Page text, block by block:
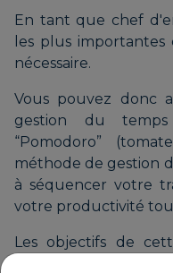
En tant que chef
les plus
nécessaire.
Vous pouvez donc
gestion du
“Pomodoro”
méthode de gestion
à séquencer votre
votre productivité
Les objectifs de
pousser à vous